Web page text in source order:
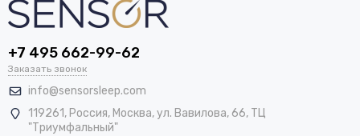
+7 495 662-99-62
Заказать звонок
info@sensorsleep.com
119261, Россия, Москва,ул. Вавилова, 66, ТЦ
"Триумфальный"